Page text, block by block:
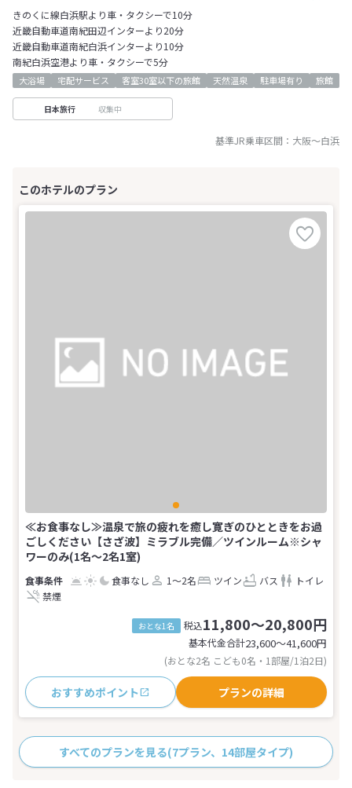
きのくに線白浜駅より車・タクシーで10分
近畿自動車道南紀田辺インターより20分
近畿自動車道南紀白浜インターより10分
南紀白浜空港より車・タクシーで5分
大浴場 宅配サービス 客室30室以下の旅館 天然温泉 駐車場有り 旅館
日本旅行 収集中
基準JR乗車区間： 大阪～白浜
≪お食事なし≫温泉で旅の疲れを癒し寛ぎのひとときをお過
ごしください【さざ波】ミラブル完備／ツインルーム※シャ
ワーのみ(1名～2名1室)
食事なし 1～2名 ツイン バス
トイレ
禁煙
おとな1名 税込11,800～20,800円
基本代金合計23,600〜41,600円
(おとな2名 こども0名・1部屋/1泊2日)
おすすめポイント プランの詳細
すべてのプランを見る(7プラン、14部屋タイプ)